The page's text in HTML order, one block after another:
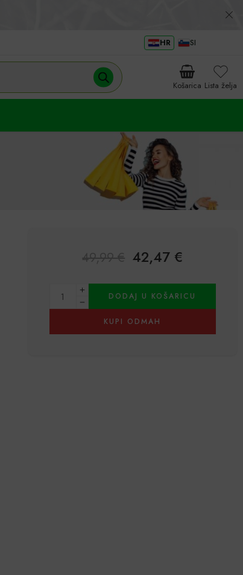
HR SI
Košarica Lista želja
49,99€ 42,47 €
DODAJ U KOŠARICU
KUPI ODMAH
Alternative: